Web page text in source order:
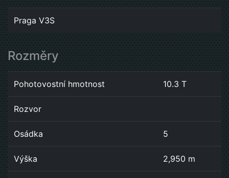
Praga V3S
Rozměry
Pohotovostní hmotnost 10.3 T
Rozvor
Osádka 5
Výška 2,950 m